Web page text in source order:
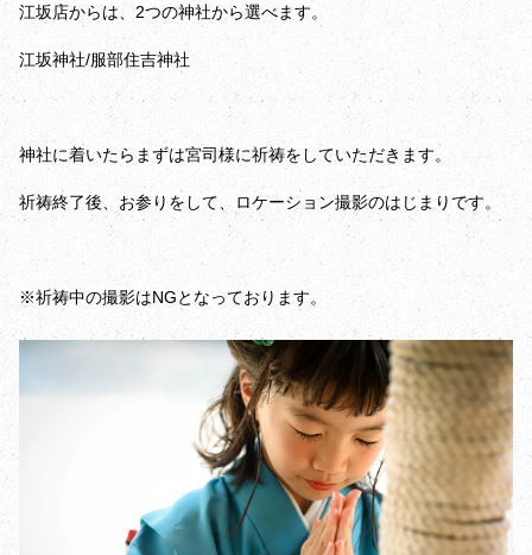
江坂店からは、2つの神社から選べます。
江坂神社/服部住吉神社
神社に着いたらまずは宮司様に祈祷をしていただきます。
祈祷終了後、お参りをして、ロケーション撮影のはじまりです。
※祈祷中の撮影はNGとなっております。